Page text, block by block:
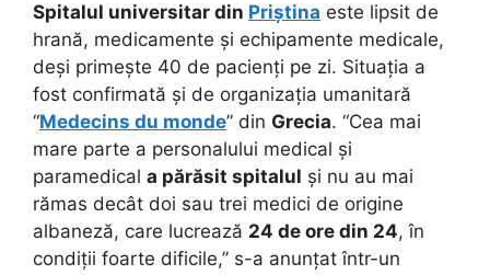
Spitalul universitar din Priștina este lipsit de
hrană, medicamente și echipamente medicale,
deși primește 40 de pacienți pe zi. Situația a
fost confirmată și de organizația umanitară
“Medecins du monde” din Grecia. “Cea mai
mare parte a personalului medical și
paramedical a părăsit spitalul și nu au mai
rămas decât doi sau trei medici de origine
albaneză, care lucrează 24 de ore din 24, în
condiții foarte dificile,” s-a anunțat într-un